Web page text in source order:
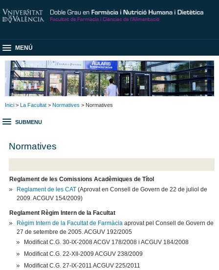
MENÚ
Inici > La Facultat > Normatives > Normatives
SUBMENU
Normatives
Reglament de les Comissions Acadèmiques de Títol
Reglament de les CAT (Aprovat en Consell de Govern de 22 de juliol de
2009. ACGUV 154/2009)
Reglament Règim Intern de la Facultat
Règim Intern de la Facultat de Farmàcia aprovat pel Consell de Govern de
27 de setembre de 2005. ACGUV 192/2005
Modificat C.G. 30-IX-2008 ACGV 178/2008 i ACGUV 184/2008
Modificat C.G. 22-XII-2009 ACGUV 238/2009
Modificat C.G. 27-IX-2011 ACGUV 225/2011